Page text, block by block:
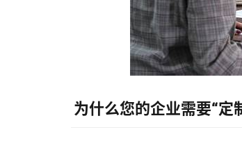
为什么您的企业需要“定